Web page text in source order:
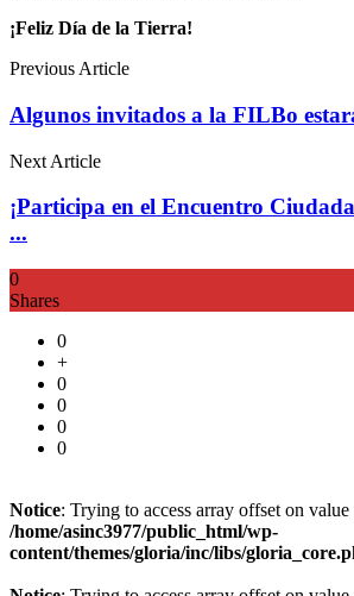
¡Feliz Día de la Tierra!
Previous Article
Algunos invitados a la FILBo
Next Article
¡Participa en el Encuentro
...
0
Shares
0
+
0
0
0
0
Notice: Trying to access array offset on
/home/asinc3977/public_html/wp-
content/themes/gloria/inc/libs/